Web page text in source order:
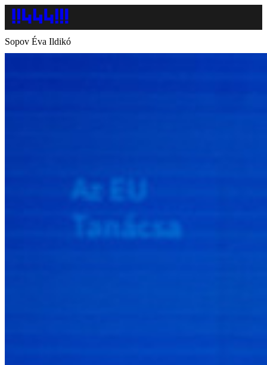
Sopov Éva Ildikó